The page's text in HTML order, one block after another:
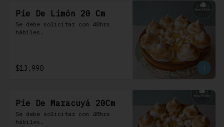
Pie De Limón 20 Cm
Se debe solicitar con 48hrs
hábiles.
$13.990
Pie De Maracuyá 20Cm
Se debe solicitar con 48hrs
hábiles.